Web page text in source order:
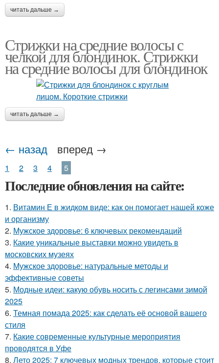
читать дальше →
Стрижки на средние волосы с
челкой для блондинок. Стрижки
на средние волосы для блондинок
читать дальше →
← назад вперед →
1 2 3 4 5
Последние обновления на сайте:
1. Витамин Е в жидком виде: как он помогает нашей коже
и организму
2. Мужское здоровье: 6 ключевых рекомендаций
3. Какие уникальные выставки можно увидеть в
московских музеях
4. Мужское здоровье: натуральные методы и
эффективные советы
5. Модные идеи: какую обувь носить с легинсами зимой
2025
6. Темная помада 2025: как сделать её основой вашего
стиля
7. Какие современные культурные мероприятия
проводятся в Уфе
8. Лето 2025: 7 ключевых модных трендов, которые стоит